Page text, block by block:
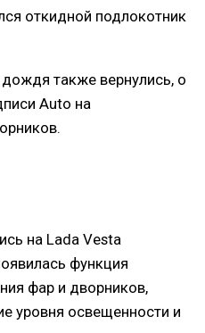
откидной подлокотник
также вернулись, о
Auto на
на Lada Vesta
функция
фар и дворников,
уровня освещенности и